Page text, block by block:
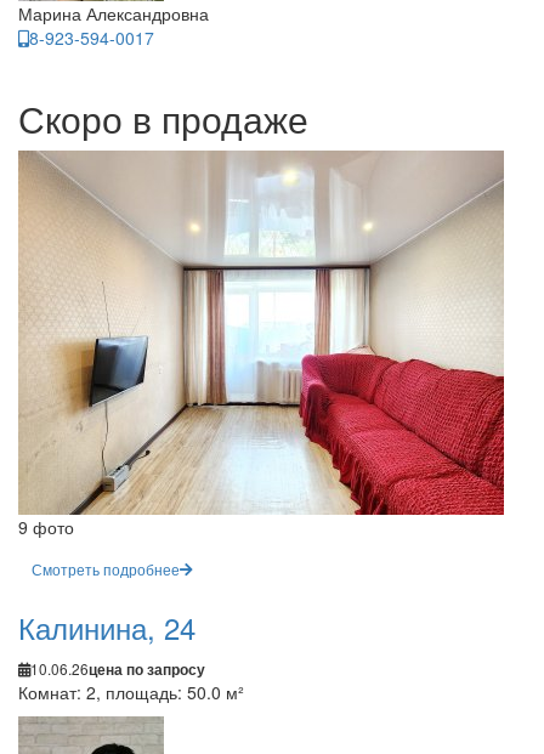
Марина Александровна
8-923-594-0017
Скоро в продаже
9 фото
Смотреть подробнее
Калинина, 24
10.06.26цена по запросу
Комнат: 2, площадь: 50.0 м²